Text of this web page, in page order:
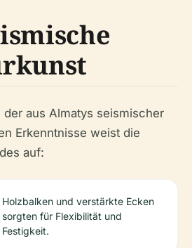
der aus Almatys seismischer
Erkenntnisse weist die
auf:
Holzbalken und verstärkte Ecken
sorgten für Flexibilität und
Festigkeit.